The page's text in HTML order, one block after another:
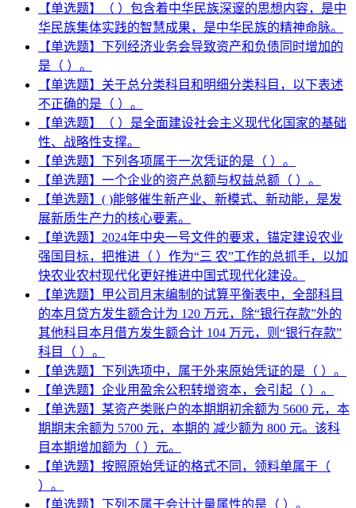
【单选题】（ ）包含着中华民族深邃的思想内容，是中
华民族集体实践的智慧成果，是中华民族的精神命脉。
【单选题】下列经济业务会导致资产和负债同时增加的
是（ ）。
【单选题】关于总分类科目和明细分类科目，以下表述
不正确的是（ ）。
【单选题】（ ）是全面建设社会主义现代化国家的基础
性、战略性支撑。
【单选题】下列各项属于一次凭证的是（ ）。
【单选题】一个企业的资产总额与权益总额（ ）。
【单选题】( )能够催生新产业、新模式、新动能，是发
展新质生产力的核心要素。
【单选题】2024年中央一号文件的要求，锚定建设农业
强国目标，把推进（ ）作为“三 农”工作的总抓手，以加
快农业农村现代化更好推进中国式现代化建设。
【单选题】甲公司月末编制的试算平衡表中，全部科目
的本月贷方发生额合计为 120 万元，除“银行存款”外的
其他科目本月借方发生额合计 104 万元，则“银行存款”
科目（ ）。
【单选题】下列选项中，属于外来原始凭证的是（ ）。
【单选题】企业用盈余公积转增资本，会引起（ ）。
【单选题】某资产类账户的本期期初余额为 5600 元，本
期期末余额为 5700 元，本期的 减少额为 800 元。该科
目本期增加额为（ ）元。
【单选题】按照原始凭证的格式不同，领料单属于（
）。
【单选题】下列不属于会计计量属性的是（ ）。